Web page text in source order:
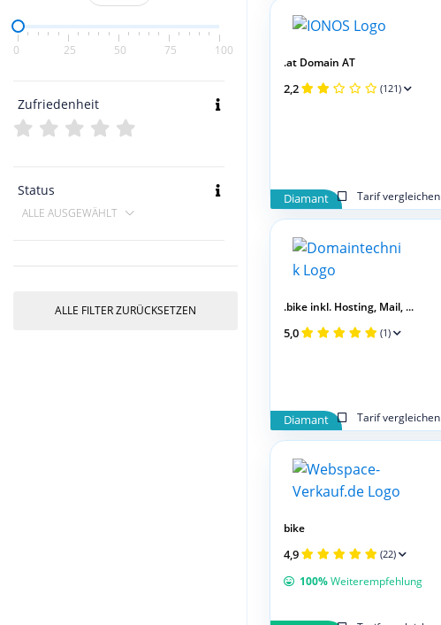
0 25 50 75 100
Zufriedenheit
Status
ALLE AUSGEWÄHLT
ALLE FILTER ZURÜCKSETZEN
Diamant Tarif vergleichen
.at Domain AT
2,2 (121)
Diamant Tarif vergleichen
.bike inkl. Hosting, Mail, ...
5,0 (1)
bike
4,9 (22)
100%Weiterempfehlung